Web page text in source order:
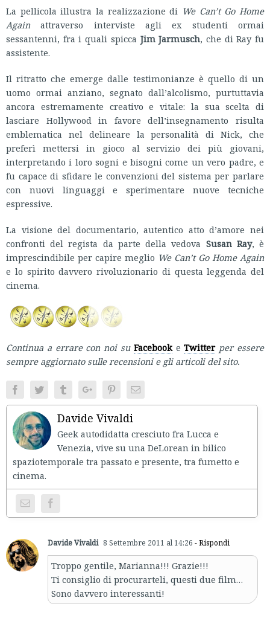
La pellicola illustra la realizzazione di We Can’t Go Home
Againattraverso interviste agli ex studenti ormai
sessantenni, fra i quali spicca Jim Jarmusch, che di Ray fu
assistente.
Il ritratto che emerge dalle testimonianze è quello di un
uomo ormai anziano, segnato dall’alcolismo, purtuttavia
ancora estremamente creativo e vitale: la sua scelta di
lasciare Hollywood in favore dell’insegnamento risulta
emblematica nel delineare la personalità di Nick, che
preferì mettersi in gioco al servizio dei più giovani,
interpretando i loro sogni e bisogni come un vero padre, e
fu capace di sfidare le convenzioni del sistema per parlare
con nuovi linguaggi e sperimentare nuove tecniche
espressive.
La visione del documentario, autentico atto d’amore nei
confronti del regista da parte della vedova Susan Ray, è
imprescindibile per capire meglio We Can’t Go Home Again
e lo spirito davvero rivoluzionario di questa leggenda del
cinema.
Continua a errare con noi su Facebook e Twitter per essere
sempre aggiornato sulle recensioni e gli articoli del sito.
FacebookTwitter TumblrGoogle+PinterestEmail
Davide Vivaldi
Geek autodidatta cresciuto fra Lucca e
Venezia, vive su una DeLorean in bilico
spaziotemporale tra passato e presente, tra fumetto e
cinema.
Davide Vivaldi 8 Settembre 2011 al 14:26 - Rispondi
Troppo gentile, Marianna!!! Grazie!!!
Ti consiglio di procurarteli, questi due film…
Sono davvero interessanti!